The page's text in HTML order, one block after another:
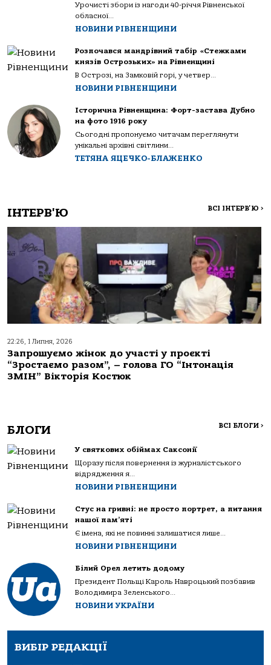
Урочисті збори із нагоди 40-річчя Рівненської
обласної...
НОВИНИ РІВНЕНЩИНИ
Розпочався мандрівний табір «Стежками
князів Острозьких» на Рівненщині
В Острозі, на Замковій горі, у четвер...
НОВИНИ РІВНЕНЩИНИ
Історична Рівненщина: Форт-застава Дубно
на фото 1916 року
Сьогодні пропонуємо читачам переглянути
унікальні архівні світлини...
ТЕТЯНА ЯЦЕЧКО-БЛАЖЕНКО
ІНТЕРВ'Ю ВСІ ІНТЕРВ'Ю >
22:26, 1 Липня, 2026
Запрошуємо жінок до участі у проєкті
“Зростаємо разом”, – голова ГО “Інтонація
ЗМІН” Вікторія Костюк
БЛОГИ ВСІ БЛОГИ >
У святкових обіймах Саксонії
Щоразу після повернення із журналістського
відрядження я...
НОВИНИ РІВНЕНЩИНИ
Стус на гривні: не просто портрет, а питання
нашої пам’яті
Є імена, які не повинні залишатися лише...
НОВИНИ РІВНЕНЩИНИ
Білий Орел летить додому
Президент Польщі Кароль Навроцький позбавив
Володимира Зеленського...
НОВИНИ УКРАЇНИ
ВИБІР РЕДАКЦІЇ